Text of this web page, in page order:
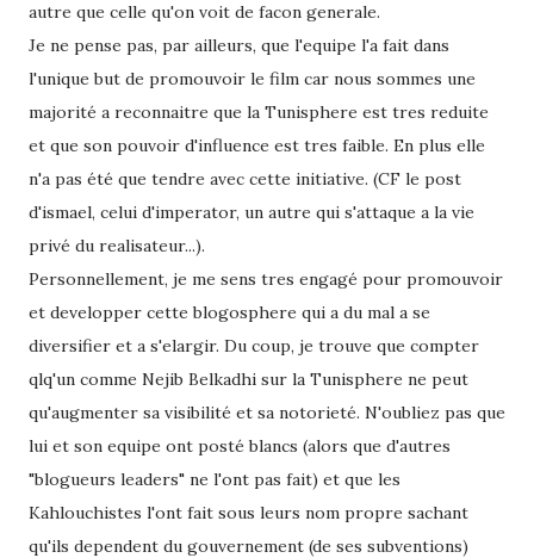
autre que celle qu'on voit de facon generale.
Je ne pense pas, par ailleurs, que l'equipe l'a fait dans
l'unique but de promouvoir le film car nous sommes une
majorité a reconnaitre que la Tunisphere est tres reduite
et que son pouvoir d'influence est tres faible. En plus elle
n'a pas été que tendre avec cette initiative. (CF le post
d'ismael, celui d'imperator, un autre qui s'attaque a la vie
privé du realisateur...).
Personnellement, je me sens tres engagé pour promouvoir
et developper cette blogosphere qui a du mal a se
diversifier et a s'elargir. Du coup, je trouve que compter
qlq'un comme Nejib Belkadhi sur la Tunisphere ne peut
qu'augmenter sa visibilité et sa notorieté. N'oubliez pas que
lui et son equipe ont posté blancs (alors que d'autres
"blogueurs leaders" ne l'ont pas fait) et que les
Kahlouchistes l'ont fait sous leurs nom propre sachant
qu'ils dependent du gouvernement (de ses subventions)